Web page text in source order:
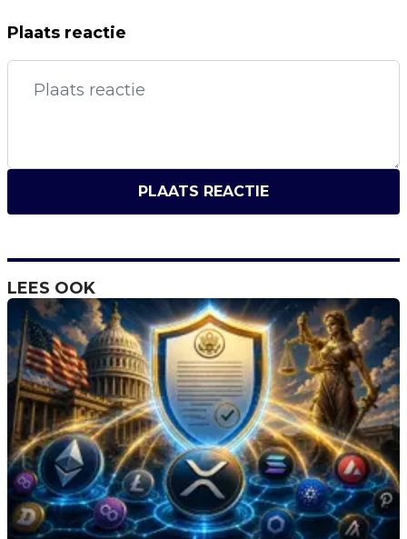
Plaats reactie
PLAATS REACTIE
LEES OOK